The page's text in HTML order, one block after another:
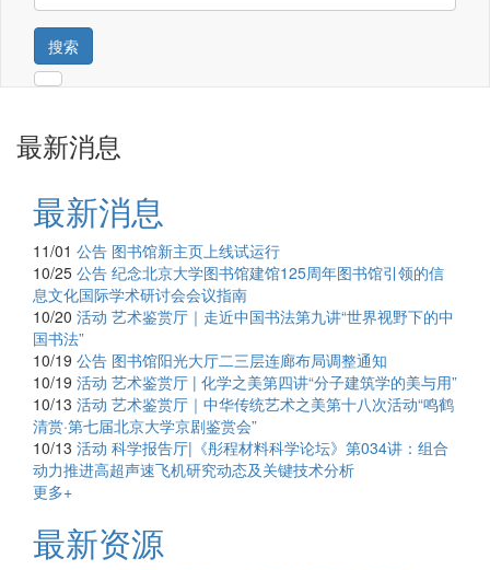
搜索
最新消息
最新消息
11/01 公告 图书馆新主页上线试运行
10/25 公告 纪念北京大学图书馆建馆125周年图书馆引领的信
息文化国际学术研讨会会议指南
10/20 活动 艺术鉴赏厅｜走近中国书法第九讲“世界视野下的中
国书法”
10/19 公告 图书馆阳光大厅二三层连廊布局调整通知
10/19 活动 艺术鉴赏厅 | 化学之美第四讲“分子建筑学的美与用”
10/13 活动 艺术鉴赏厅｜中华传统艺术之美第十八次活动“鸣鹤
清赏·第七届北京大学京剧鉴赏会”
10/13 活动 科学报告厅|《彤程材料科学论坛》第034讲：组合
动力推进高超声速飞机研究动态及关键技术分析
更多+
最新资源